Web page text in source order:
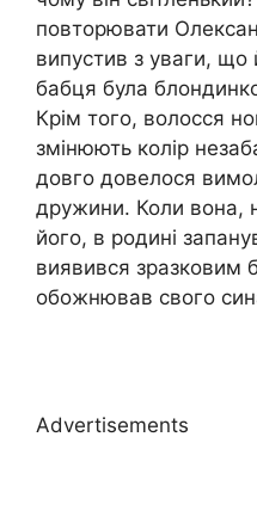
повторювати
випустив з уваги, що
бабця була
Крім того, волосся
змінюють колір
довго довелося
дружини. Коли вона,
його, в родині
виявився зразковим
обожнював свого
Advertisements